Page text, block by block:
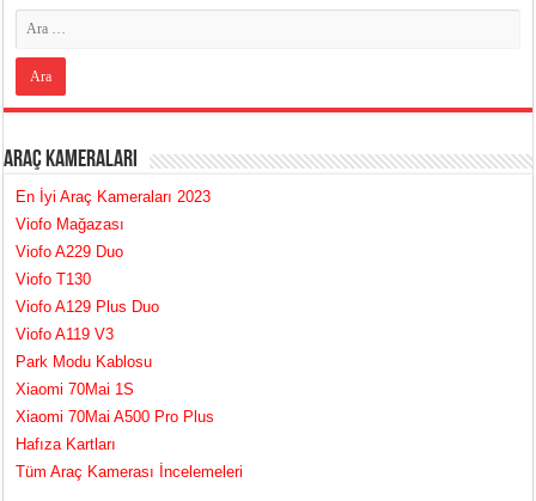
Araç Kameraları
En İyi Araç Kameraları 2023
Viofo Mağazası
Viofo A229 Duo
Viofo T130
Viofo A129 Plus Duo
Viofo A119 V3
Park Modu Kablosu
Xiaomi 70Mai 1S
Xiaomi 70Mai A500 Pro Plus
Hafıza Kartları
Tüm Araç Kamerası İncelemeleri